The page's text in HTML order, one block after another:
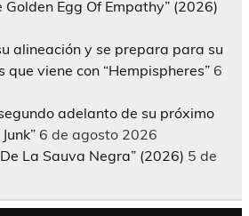
Egg Of Empathy” (2026)
alineación y se prepara para su
que viene con “Hempispheres” 6
adelanto de su próximo
6 de agosto 2026
La Sauva Negra” (2026) 5 de